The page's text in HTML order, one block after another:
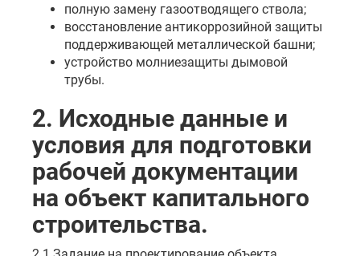
полную замену газоотводящего ствола;
восстановление антикоррозийной защиты
поддерживающей металлической башни;
устройство молниезащиты дымовой
трубы.
2. Исходные данные и
условия для подготовки
рабочей документации
на объект капитального
строительства.